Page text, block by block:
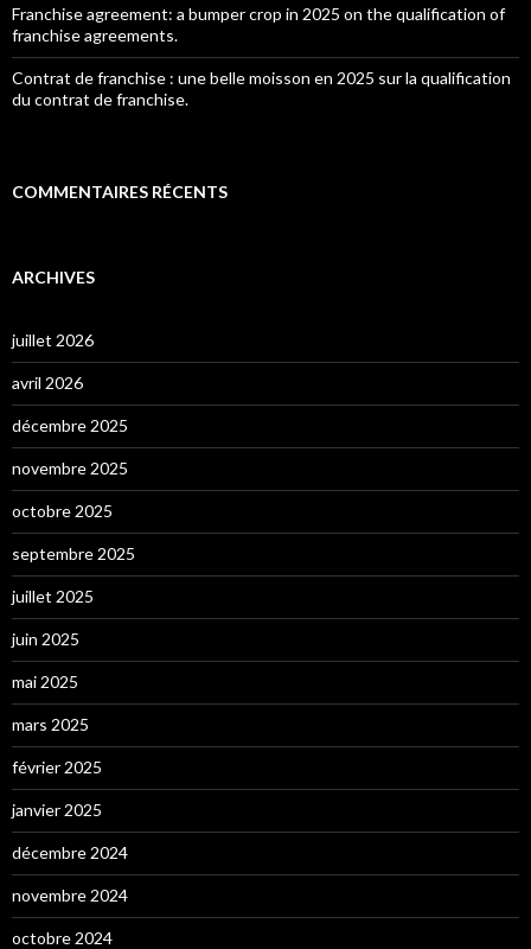
Franchise agreement: a bumper crop in 2025 on the qualification of
franchise agreements.
Contrat de franchise : une belle moisson en 2025 sur la qualification
du contrat de franchise.
COMMENTAIRES RÉCENTS
ARCHIVES
juillet 2026
avril 2026
décembre 2025
novembre 2025
octobre 2025
septembre 2025
juillet 2025
juin 2025
mai 2025
mars 2025
février 2025
janvier 2025
décembre 2024
novembre 2024
octobre 2024